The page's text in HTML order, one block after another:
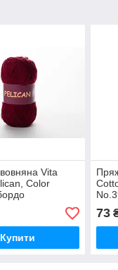
Vita
Color
Купити
73